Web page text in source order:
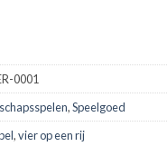
0001
,Speelgoed
,vier op een rij